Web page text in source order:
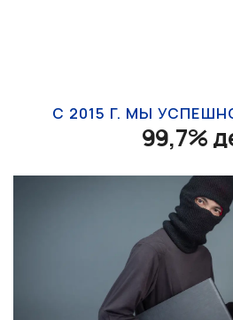
С 2015 Г. МЫ
99,7%